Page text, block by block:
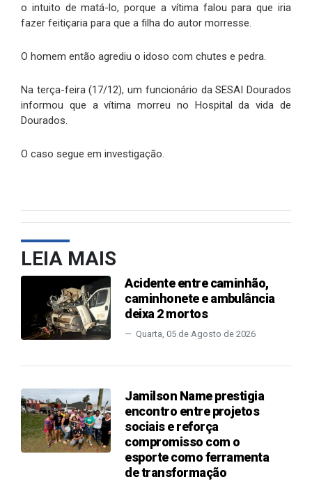
o intuito de matá-lo, porque a vítima falou para que iria
fazer feitiçaria para que a filha do autor morresse.
O homem então agrediu o idoso com chutes e pedra.
Na terça-feira (17/12), um funcionário da SESAI Dourados
informou que a vítima morreu no Hospital da vida de
Dourados.
O caso segue em investigação.
LEIA MAIS
Acidente entre caminhão,
caminhonete e ambulância
deixa 2 mortos
Quarta, 05 de Agosto de 2026
Jamilson Name prestigia
encontro entre projetos
sociais e reforça
compromisso com o
esporte como ferramenta
de transformação